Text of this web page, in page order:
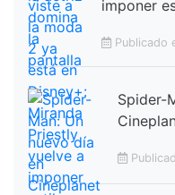
imponer
Publicado
Spider-